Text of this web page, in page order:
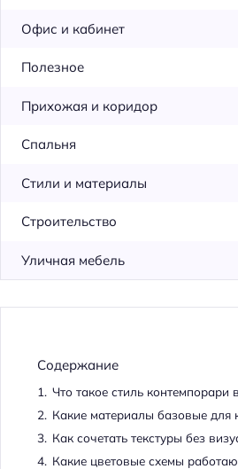
Офис и кабинет
Полезное
Прихожая и коридор
Спальня
Стили и материалы
Строительство
Уличная мебель
Содержание
1. Что такое стиль контемпорари
2. Какие материалы базовые для
3. Как сочетать текстуры без
4. Какие цветовые схемы